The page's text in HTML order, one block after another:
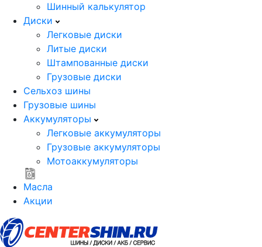
Шинный калькулятор
Диски
Легковые диски
Литые диски
Штампованные диски
Грузовые диски
Сельхоз шины
Грузовые шины
Аккумуляторы
Легковые аккумуляторы
Грузовые аккумуляторы
Мотоаккумуляторы
Масла
Акции